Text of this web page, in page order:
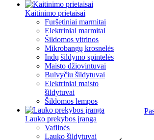
Kaitinimo prietaisai
Furšetiniai marmitai
Elektriniai marmitai
Šildomos vitrinos
Mikrobangų krosnelės
Indų šildymo spintelės
Maisto džiovintuvai
Bulvyčiu šildytuvai
Elektriniai maisto
šildytuvai
Šildomos lempos
Lauko prekybos įranga
Vaflinės
Lauko šildytuvai